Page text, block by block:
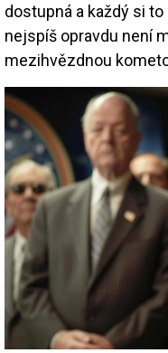
dostupná a každý si
nejspíš opravdu není
mezihvězdnou
Image